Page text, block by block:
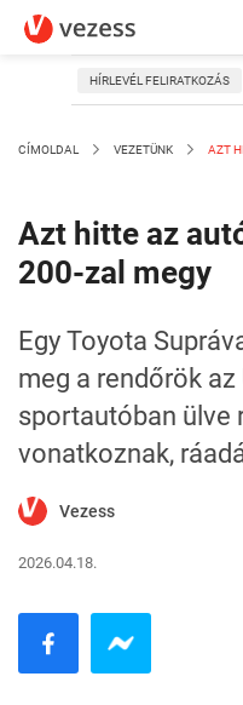
HÍRLEVÉL FELIRATKOZÁS
CÍMOLDAL VEZETÜNK AZT
Azt hitte az
200-zal megy
Egy Toyota
meg a rendőrök az
sportautóban ülve
vonatkoznak,
Vezess
2026.04.18.